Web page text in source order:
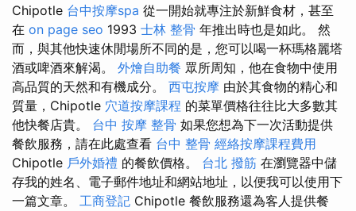
Chipotle 台中按摩spa 從一開始就專注於新鮮食材，甚至
在 on page seo 1993 士林 整骨 年推出時也是如此。 然
而，與其他快速休閒場所不同的是，您可以喝一杯瑪格麗塔
酒或啤酒來解渴。 外燴自助餐 眾所周知，他在食物中使用
高品質的天然和有機成分。 西屯按摩 由於其食物的精心和
質量，Chipotle 穴道按摩課程 的菜單價格往往比大多數其
他快餐店貴。 台中 按摩 整骨 如果您想為下一次活動提供
餐飲服務，請在此處查看 台中 整骨 經絡按摩課程費用
Chipotle 戶外婚禮 的餐飲價格。 台北 撥筋 在瀏覽器中儲
存我的姓名、電子郵件地址和網站地址，以便我可以使用下
一篇文章。 工商登記 Chipotle 餐飲服務還為客人提供餐